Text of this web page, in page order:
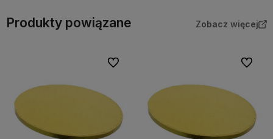
Produkty powiązane Zobacz więcej
Do ulubionych Do